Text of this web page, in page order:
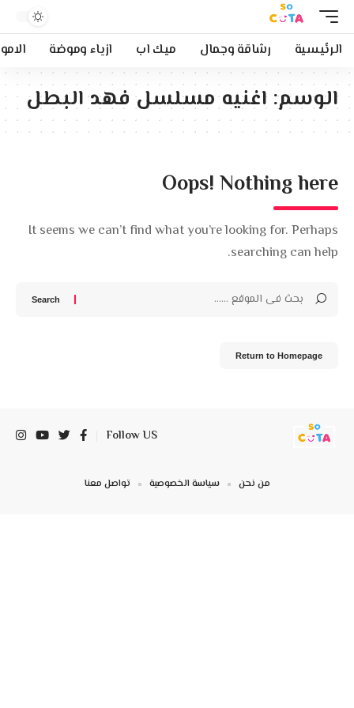
الرئيسية رشاقة وجمال ميك اب ازياء وموضة
الوسم: اغنيه مسلسل فهد البطل
Oops! Nothing here
It seems we can’t find what you’re looking for. Perhaps
searching can help.
Return to Homepage
Follow US
من نحن سياسة الخصوصية تواصل معنا